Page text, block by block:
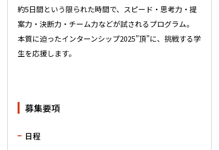
約5日間という限られた時間で、スピード・思考力・提
案力・決断力・チーム力などが試されるプログラム。
本質に迫ったインターンシップ2025”頂”に、挑戦する学
生を応援します。
募集要項
日程